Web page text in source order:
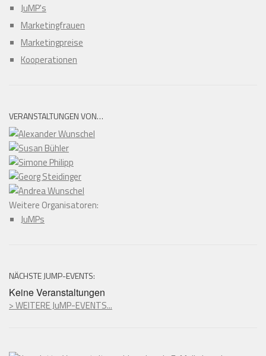
JuMP's
Marketingfrauen
Marketingpreise
Kooperationen
VERANSTALTUNGEN VON…
Weitere Organisatoren:
JuMPs
NÄCHSTE JUMP-EVENTS:
Keine Veranstaltungen
> WEITERE JuMP-EVENTS...